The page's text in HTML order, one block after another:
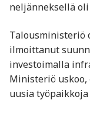
neljänneksellä oli
Talousministeriö
ilmoittanut
investoimalla
Ministeriö
uusia